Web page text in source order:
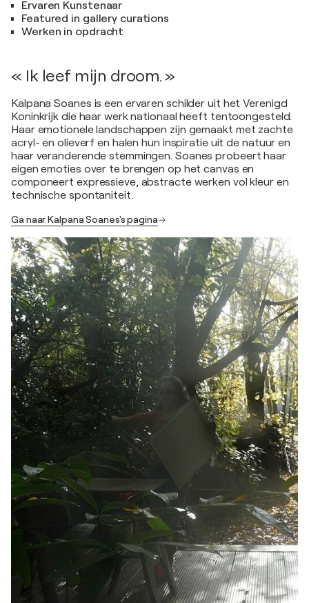
Ervaren Kunstenaar
Featured in gallery curations
Werken in opdracht
« Ik leef mijn droom. »
Kalpana Soanes is een ervaren schilder uit het Verenigd
Koninkrijk die haar werk nationaal heeft tentoongesteld.
Haar emotionele landschappen zijn gemaakt met zachte
acryl- en olieverf en halen hun inspiratie uit de natuur en
haar veranderende stemmingen. Soanes probeert haar
eigen emoties over te brengen op het canvas en
componeert expressieve, abstracte werken vol kleur en
technische spontaniteit.
Ga naar Kalpana Soanes's pagina